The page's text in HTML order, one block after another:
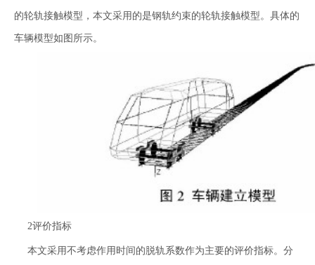
的轮轨接触模型，本文采用的是钢轨约束的轮轨接触模型。具体的
车辆模型如图所示。
2评价指标
本文采用不考虑作用时间的脱轨系数作为主要的评价指标。分